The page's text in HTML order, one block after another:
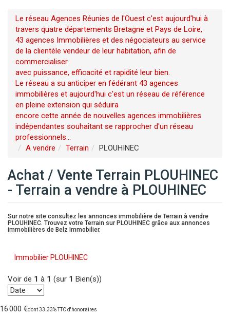
Le réseau Agences Réunies de l'Ouest c'est aujourd'hui à
travers quatre départements Bretagne et Pays de Loire,
43 agences Immobilières et des négociateurs au service
de la clientèle vendeur de leur habitation, afin de
commercialiser
avec puissance, efficacité et rapidité leur bien.
Le réseau a su anticiper en fédérant 43 agences
immobilières et aujourd'hui c'est un réseau de référence
en pleine extension qui séduira
encore cette année de nouvelles agences immobilières
indépendantes souhaitant se rapprocher d'un réseau
professionnels...
A vendre
Terrain PLOUHINEC
Achat / Vente Terrain PLOUHINEC
- Terrain a vendre à PLOUHINEC
Sur notre site consultez les annonces immobilière de Terrain à vendre
PLOUHINEC. Trouvez votre Terrain sur PLOUHINEC grâce aux annonces
immobilières de Belz Immobilier.
Immobilier PLOUHINEC
Voir de 1 à 1 (sur 1 Bien(s))
16 000 €dont 33.33% TTC d'honoraires